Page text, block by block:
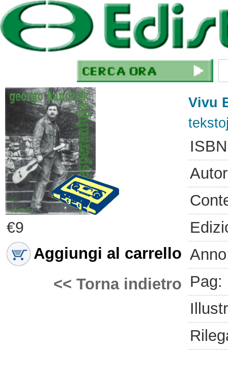
€9
Aggiungi al carrello
<< Torna indietro
Vivu
Pag: